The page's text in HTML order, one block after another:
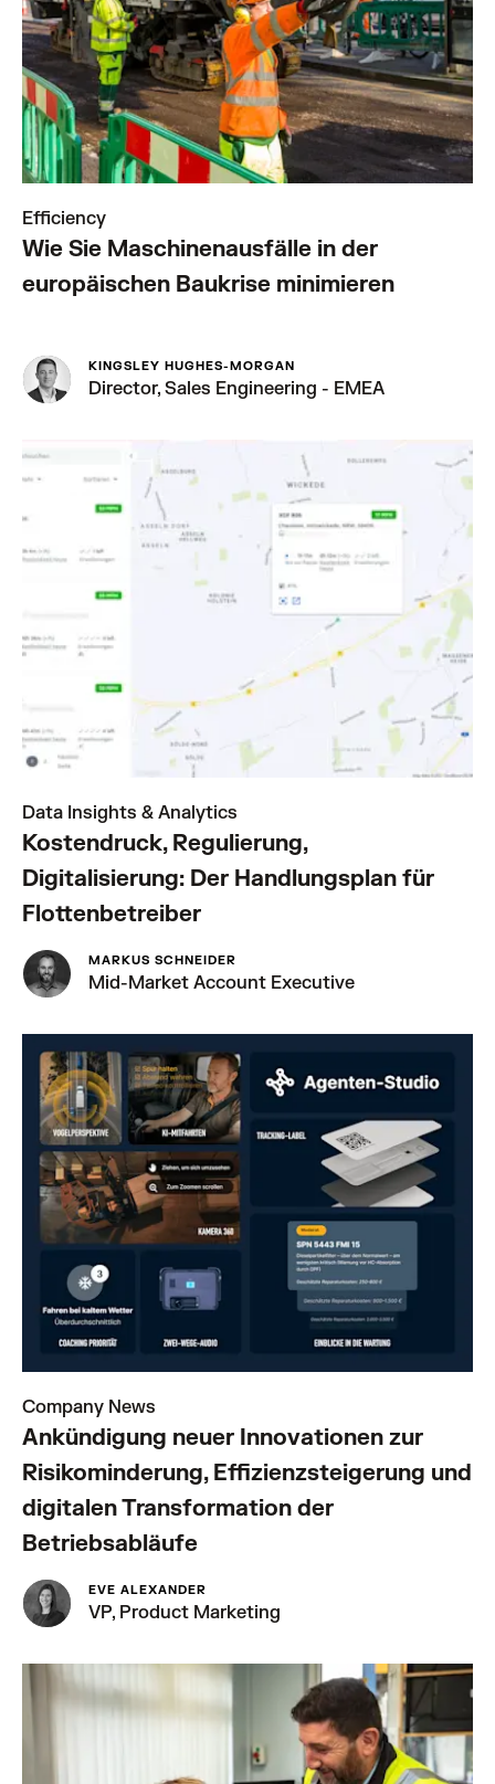
Efficiency
Wie Sie Maschinenausfälle in der
europäischen Baukrise minimieren
KINGSLEY HUGHES-MORGAN
Director, Sales Engineering - EMEA
Data Insights & Analytics
Kostendruck, Regulierung,
Digitalisierung: Der Handlungsplan für
Flottenbetreiber
MARKUS SCHNEIDER
Mid-Market Account Executive
Company News
Ankündigung neuer Innovationen zur
Risikominderung, Effizienzsteigerung und
digitalen Transformation der
Betriebsabläufe
EVE ALEXANDER
VP, Product Marketing